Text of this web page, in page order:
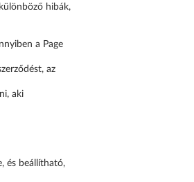
hibák,
a Page
az
aki
és beállítható,